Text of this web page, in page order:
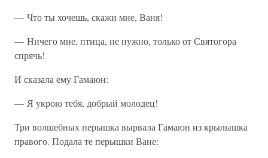
— Что ты хочешь, скажи мне, Ваня!
— Ничего мне, птица, не нужно, только от Святогора
спрячь!
И сказала ему Гамаюн:
— Я укрою тебя, добрый молодец!
Три волшебных перышка вырвала Гамаюн из крылышка
правого. Подала те перышки Ване: